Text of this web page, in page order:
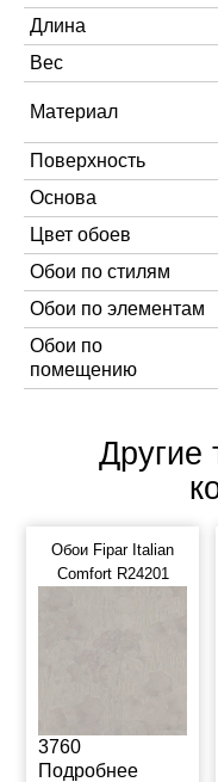
Длина
Вес
Материал
Поверхность
Основа
Цвет обоев
Обои по стилям
Обои по элементам
Обои по
помещению
Другие
Обои Fipar Italian
Comfort R24201
3760
Подробнее